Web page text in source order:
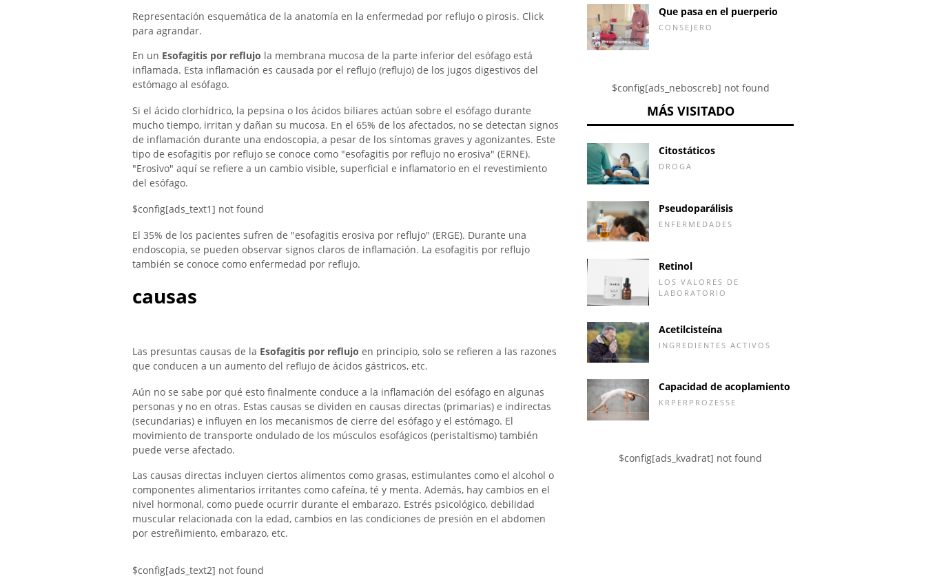
Representación esquemática de la anatomía en la enfermedad por reflujo o pirosis. Click
para agrandar.
En un Esofagitis por reflujo la membrana mucosa de la parte inferior del esófago está
inflamada. Esta inflamación es causada por el reflujo (reflujo) de los jugos digestivos del
estómago al esófago.
Si el ácido clorhídrico, la pepsina o los ácidos biliares actúan sobre el esófago durante
mucho tiempo, irritan y dañan su mucosa. En el 65% de los afectados, no se detectan signos
de inflamación durante una endoscopia, a pesar de los síntomas graves y agonizantes. Este
tipo de esofagitis por reflujo se conoce como "esofagitis por reflujo no erosiva" (ERNE).
"Erosivo" aquí se refiere a un cambio visible, superficial e inflamatorio en el revestimiento
del esófago.
$config[ads_text1] not found
El 35% de los pacientes sufren de "esofagitis erosiva por reflujo" (ERGE). Durante una
endoscopia, se pueden observar signos claros de inflamación. La esofagitis por reflujo
también se conoce como enfermedad por reflujo.
causas
Las presuntas causas de la Esofagitis por reflujo en principio, solo se refieren a las razones
que conducen a un aumento del reflujo de ácidos gástricos, etc.
Aún no se sabe por qué esto finalmente conduce a la inflamación del esófago en algunas
personas y no en otras. Estas causas se dividen en causas directas (primarias) e indirectas
(secundarias) e influyen en los mecanismos de cierre del esófago y el estómago. El
movimiento de transporte ondulado de los músculos esofágicos (peristaltismo) también
puede verse afectado.
Las causas directas incluyen ciertos alimentos como grasas, estimulantes como el alcohol o
componentes alimentarios irritantes como cafeína, té y menta. Además, hay cambios en el
nivel hormonal, como puede ocurrir durante el embarazo. Estrés psicológico, debilidad
muscular relacionada con la edad, cambios en las condiciones de presión en el abdomen
por estreñimiento, embarazo, etc.
$config[ads_text2] not found
Que pasa en el puerperio
CONSEJERO
$config[ads_neboscreb] not found
MÁS VISITADO
Citostáticos
DROGA
Pseudoparálisis
ENFERMEDADES
Retinol
LOS VALORES DE
LABORATORIO
Acetilcisteína
INGREDIENTES ACTIVOS
Capacidad de acoplamiento
KRPERPROZESSE
$config[ads_kvadrat] not found